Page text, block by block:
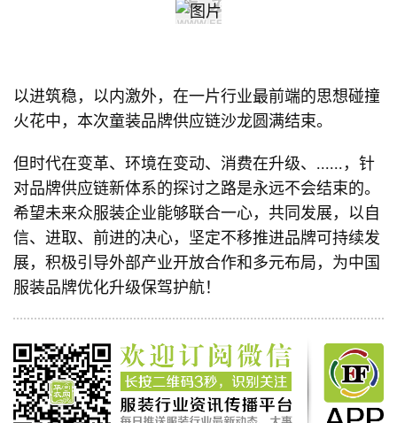
以进筑稳，以内激外，在一片行业最前端的思想碰撞
火花中，本次童装品牌供应链沙龙圆满结束。
但时代在变革、环境在变动、消费在升级、......，针
对品牌供应链新体系的探讨之路是永远不会结束的。
希望未来众服装企业能够联合一心，共同发展，以自
信、进取、前进的决心，坚定不移推进品牌可持续发
展，积极引导外部产业开放合作和多元布局，为中国
服装品牌优化升级保驾护航！